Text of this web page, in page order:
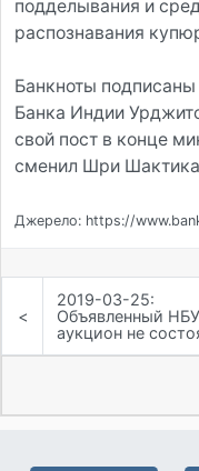
подделывания и
распознавания
Банкноты
Банка Индии
свой пост в конце
сменил Шри
Джерело: https://
<
2019-03-25:
Объявленный НБУ
аукцион не